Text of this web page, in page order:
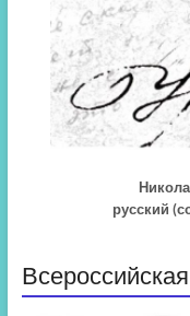
русский